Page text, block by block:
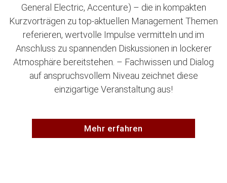
General Electric, Accenture) – die in kompakten
Kurzvorträgen zu top-aktuellen Management Themen
referieren, wertvolle Impulse vermitteln und im
Anschluss zu spannenden Diskussionen in lockerer
Atmosphäre bereitstehen. – Fachwissen und Dialog
auf anspruchsvollem Niveau zeichnet diese
einzigartige Veranstaltung aus!
Mehr erfahren